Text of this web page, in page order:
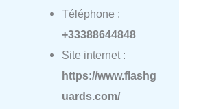
Téléphone :
+33388644848
Site internet :
https://www.flashg
uards.com/